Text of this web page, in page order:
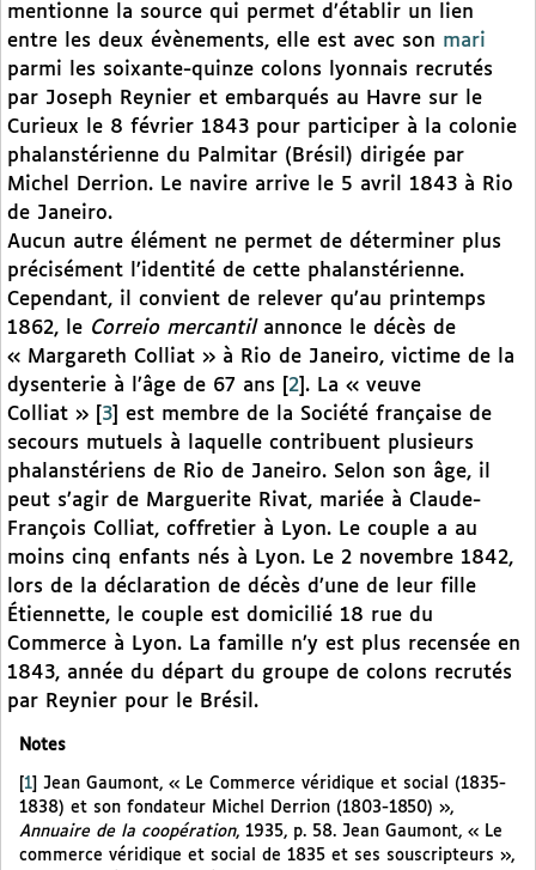
mentionne la source qui permet d’établir un lien
entre les deux évènements, elle est avec son mari
parmi les soixante-quinze colons lyonnais recrutés
par Joseph Reynier et embarqués au Havre sur le
Curieux le 8 février 1843 pour participer à la colonie
phalanstérienne du Palmitar (Brésil) dirigée par
Michel Derrion. Le navire arrive le 5 avril 1843 à Rio
de Janeiro.
Aucun autre élément ne permet de déterminer plus
précisément l’identité de cette phalanstérienne.
Cependant, il convient de relever qu’au printemps
1862, le Correio mercantilannonce le décès de
« Margareth Colliat » à Rio de Janeiro, victime de la
dysenterie à l’âge de 67 ans
2 . La « veuve
Colliat »
3
est membre de la Société française de
secours mutuels à laquelle contribuent plusieurs
phalanstériens de Rio de Janeiro. Selon son âge, il
peut s’agir de Marguerite Rivat, mariée à Claude-
François Colliat, coffretier à Lyon. Le couple a au
moins cinq enfants nés à Lyon. Le 2 novembre 1842,
lors de la déclaration de décès d’une de leur fille
Étiennette, le couple est domicilié 18 rue du
Commerce à Lyon. La famille n’y est plus recensée en
1843, année du départ du groupe de colons recrutés
par Reynier pour le Brésil.
Notes
1
Jean Gaumont, « Le Commerce véridique et social (1835-
1838) et son fondateur Michel Derrion (1803-1850) »,
Annuaire de la coopération, 1935, p. 58. Jean Gaumont, « Le
commerce véridique et social de 1835 et ses souscripteurs »,